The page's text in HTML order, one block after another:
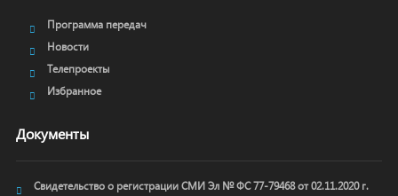
Программа передач
Новости
Телепроекты
Избранное
Документы
Свидетельство о регистрации СМИ Эл № ФС 77-79468 от 02.11.2020 г.